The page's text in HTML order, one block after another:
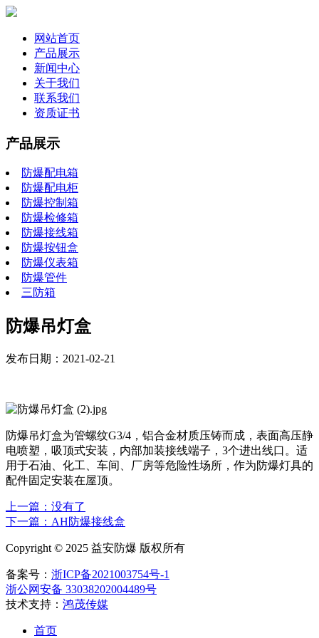
网站首页
产品展示
新闻中心
关于我们
联系我们
资质证书
产品展示
防爆配电箱
防爆配电柜
防爆控制箱
防爆检修箱
防爆接线箱
防爆按钮盒
防爆仪表箱
防爆管件
三防箱
防爆吊灯盒
发布日期：2021-02-21
防爆吊灯盒为管螺纹G3/4，铝合金材质压铸而成，表面高压静
电喷塑，吸顶式安装，内部加装接线端子，3个进出线口。适
用于石油、化工、车间、厂房等危险性场所，作为防爆灯具的
配件固定安装在屋顶。
上一篇： 没有了
下一篇：AH防爆接线盒
Copyright © 2025 益安防爆 版权所有
备案号： 浙ICP备2021003754号-1
浙公网安备 33038202004489号
技术支持： 鸿茂传媒
首页